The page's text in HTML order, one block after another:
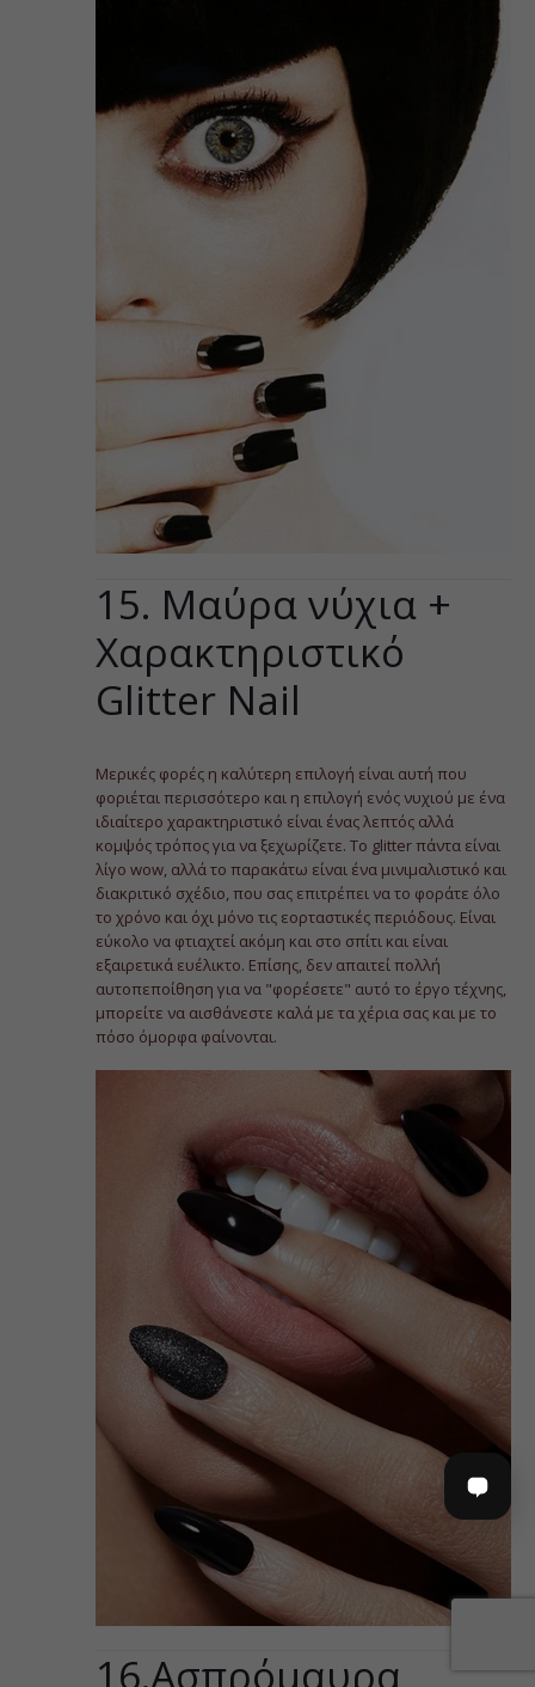
15. Μαύρα νύχια +
Χαρακτηριστικό
Glitter Nail
Μερικές φορές η καλύτερη επιλογή είναι αυτή που
φοριέται περισσότερο και η επιλογή ενός νυχιού με ένα
ιδιαίτερο χαρακτηριστικό είναι ένας λεπτός αλλά
κομψός τρόπος για να ξεχωρίζετε. Το glitter πάντα είναι
λίγο wow, αλλά το παρακάτω είναι ένα μινιμαλιστικό και
διακριτικό σχέδιο, που σας επιτρέπει να το φοράτε όλο
το χρόνο και όχι μόνο τις εορταστικές περιόδους. Είναι
εύκολο να φτιαχτεί ακόμη και στο σπίτι και είναι
εξαιρετικά ευέλικτο. Επίσης, δεν απαιτεί πολλή
αυτοπεποίθηση για να "φορέσετε" αυτό το έργο τέχνης,
μπορείτε να αισθάνεστε καλά με τα χέρια σας και με το
πόσο όμορφα φαίνονται.
16.Ασπρόμαυρα